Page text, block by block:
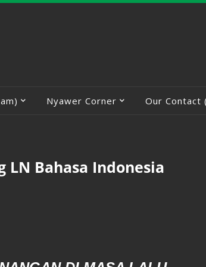
Nyawer Corner Our Contact
LN Bahasa Indonesia